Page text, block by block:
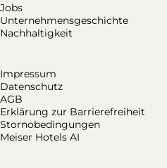
Jobs
Unternehmensgeschichte
Nachhaltigkeit
Impressum
Datenschutz
AGB
Erklärung zur Barrierefreiheit
Stornobedingungen
Meiser Hotels AI